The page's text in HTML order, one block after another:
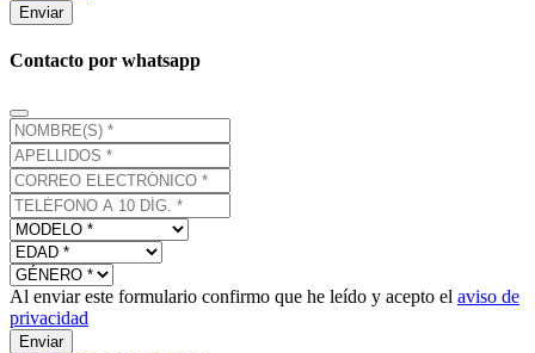
Enviar
Contacto por whatsapp
Al enviar este formulario confirmo que he leído y acepto el aviso de
privacidad
Enviar